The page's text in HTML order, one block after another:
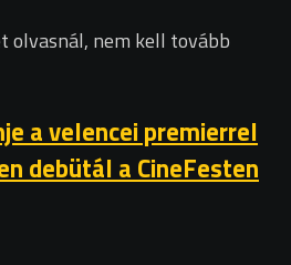
olvasnál, nem kell tovább
a velencei premierrel
debütál a CineFesten